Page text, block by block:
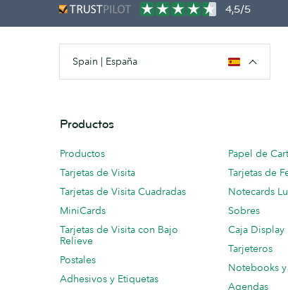
4,5/5
Spain | España
Productos
Productos
Tarjetas de Visita
Tarjetas de Visita Cuadradas
MiniCards
Tarjetas de Visita con Bajo
Relieve
Postales
Adhesivos y Etiquetas
Papel de
Tarjetas de
Notecards
Sobres
Caja Display
Tarjeteros
Notebooks
Agendas